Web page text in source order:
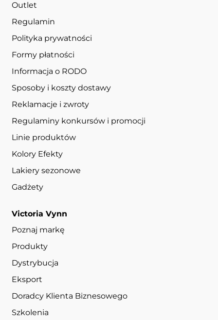
Outlet
Regulamin
Polityka prywatności
Formy płatności
Informacja o RODO
Sposoby i koszty dostawy
Reklamacje i zwroty
Regulaminy konkursów i promocji
Linie produktów
Kolory Efekty
Lakiery sezonowe
Gadżety
Victoria Vynn
Poznaj markę
Produkty
Dystrybucja
Eksport
Doradcy Klienta Biznesowego
Szkolenia